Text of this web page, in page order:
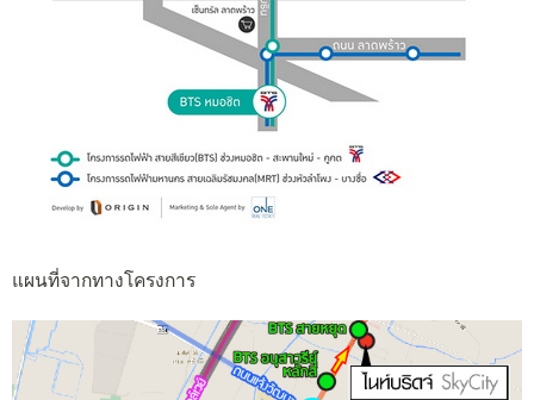
แผนที่จากทางโครงการ